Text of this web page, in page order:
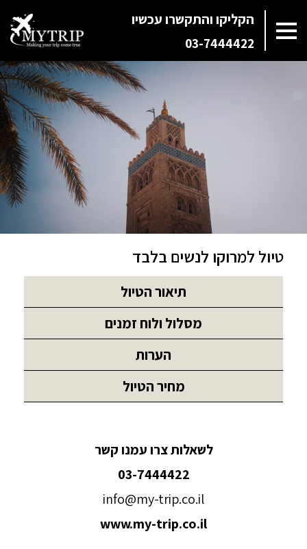
הקליקו והתקשרו עכשיו
03-7444422
טיול למרוקו לנשים בלבד
תיאור הטיול
מסלול ולוח זמנים
הערות
מחיר הטיול
לשאלות צרו עמנו קשר
03-7444422
info@my-trip.co.il
www.my-trip.co.il